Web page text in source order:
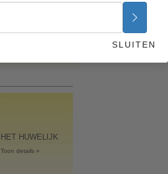
HET HUWELIJK
Toon details »
SLUITEN